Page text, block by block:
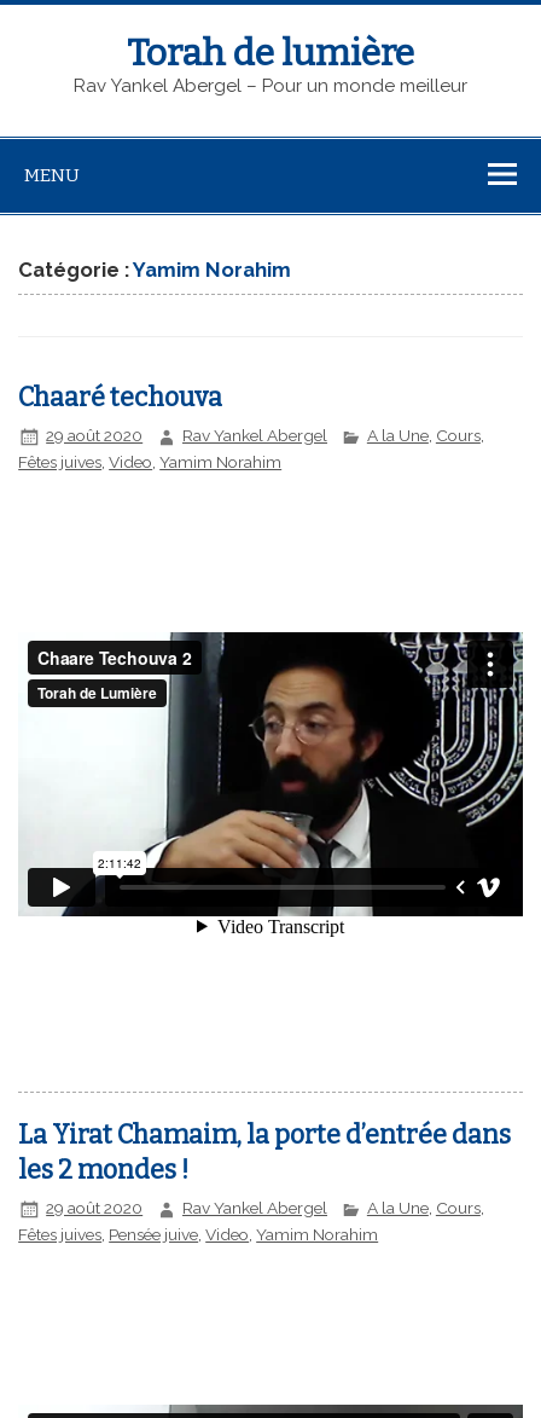
Torah de lumière
Rav Yankel Abergel – Pour un monde meilleur
MENU
Catégorie :Yamim Norahim
Chaaré techouva
29 août 2020 Rav Yankel Abergel A la Une, Cours,
Fêtes juives ,Video ,Yamim Norahim
La Yirat Chamaim, la porte d’entrée dans
les 2 mondes !
29 août 2020 Rav Yankel Abergel A la Une, Cours,
Fêtes juives Pensée juive ,Video ,Yamim Norahim